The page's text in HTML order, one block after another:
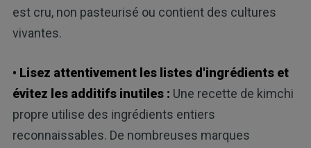
est cru, non pasteurisé ou contient des cultures
vivantes.
• Lisez attentivement les listes d'ingrédients et
évitez les additifs inutiles : Une recette de kimchi
propre utilise des ingrédients entiers
reconnaissables. De nombreuses marques